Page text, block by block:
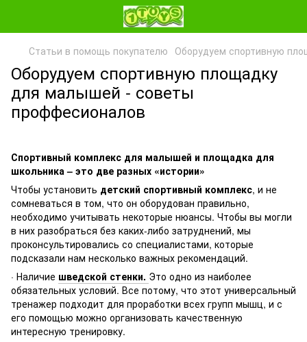
Статьи в помощь покупателю Оборудуем спортивную
Оборудуем спортивную площадку
для малышей - советы
проффесионалов
Спортивный комплекс для малышей и площадка для
школьника – это две разных «истории»
Чтобы установить детский спортивный комплекс, и не
сомневаться в том, что он оборудован правильно,
необходимо учитывать некоторые нюансы. Чтобы вы могли
в них разобраться без каких-либо затруднений, мы
проконсультировались со специалистами, которые
подсказали нам несколько важных рекомендаций.
· Наличие шведской стенки. Это одно из наиболее
обязательных условий. Все потому, что этот универсальный
тренажер подходит для проработки всех групп мышц, и с
его помощью можно организовать качественную
интересную тренировку.